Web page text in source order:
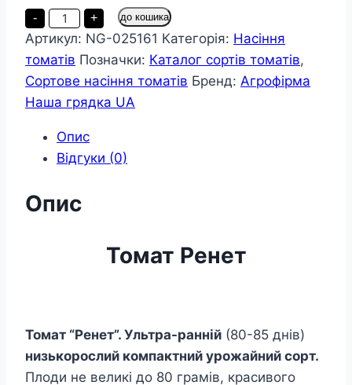
-
Томат
Ренет
пакет
20
насінин
кількість
+ до кошика
Артикул: NG-025161 Категорія: Насіння
томатів Позначки: Каталог сортів томатів,
Сортове насіння томатів Бренд: Агрофірма
Наша грядка UA
Опис
Відгуки (0)
Опис
Томат Ренет
Томат “Ренет”. Ультра-ранній (80-85 днів)
низькорослий компактний урожайний сорт.
Плоди не великі до 80 грамів, красивого